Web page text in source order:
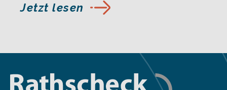
Jetzt lesen